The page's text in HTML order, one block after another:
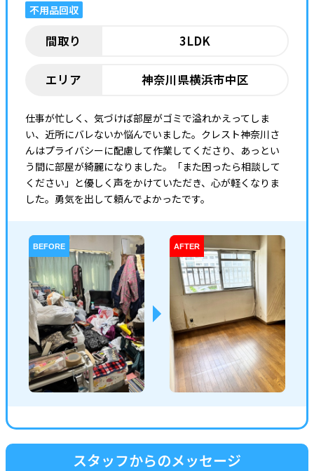
お問い合わせ
不用品回収
間取り 3LDK
エリア 神奈川県横浜市中区
仕事が忙しく、気づけば部屋がゴミで溢れかえってしま
い、近所にバレないか悩んでいました。クレスト神奈川さ
んはプライバシーに配慮して作業してくださり、あっとい
う間に部屋が綺麗になりました。「また困ったら相談して
ください」と優しく声をかけていただき、心が軽くなりま
した。勇気を出して頼んでよかったです。
BEFORE AFTER
スタッフからのメッセージ